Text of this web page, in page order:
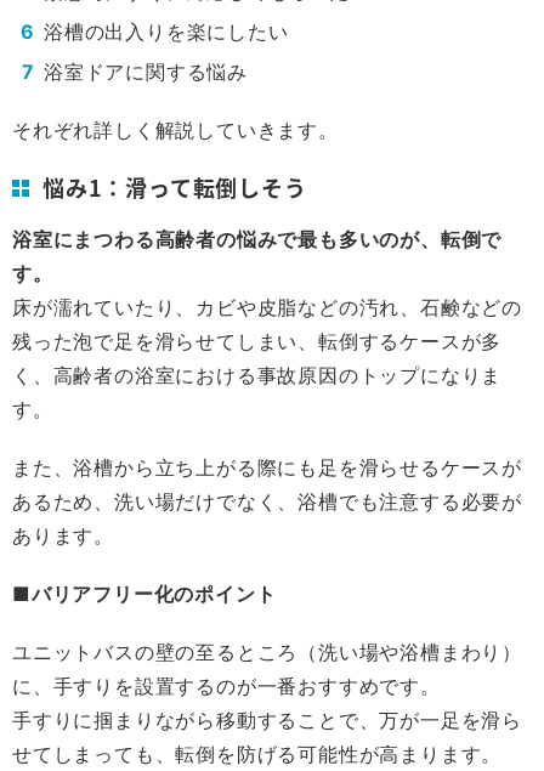
浴槽の出入りを楽にしたい
浴室ドアに関する悩み
それぞれ詳しく解説していきます。
悩み1：滑って転倒しそう
浴室にまつわる高齢者の悩みで最も多いのが、転倒で
す。
床が濡れていたり、カビや皮脂などの汚れ、石鹸などの
残った泡で足を滑らせてしまい、転倒するケースが多
く、高齢者の浴室における事故原因のトップになりま
す。
また、浴槽から立ち上がる際にも足を滑らせるケースが
あるため、洗い場だけでなく、浴槽でも注意する必要が
あります。
■バリアフリー化のポイント
ユニットバスの壁の至るところ（洗い場や浴槽まわり）
に、手すりを設置するのが一番おすすめです。
手すりに掴まりながら移動することで、万が一足を滑ら
せてしまっても、転倒を防げる可能性が高まります。